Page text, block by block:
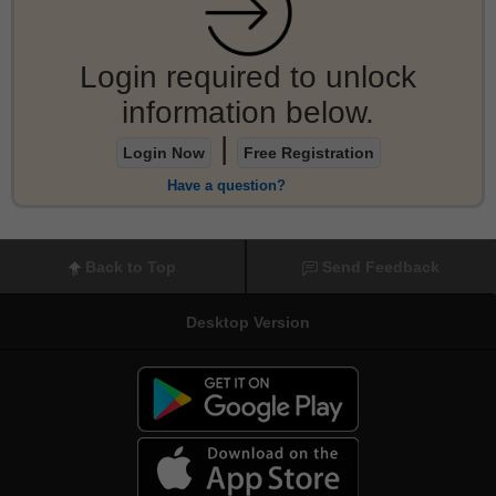
Login required to unlock
information below.
Login Now | Free Registration
Have a question?
Desktop Version